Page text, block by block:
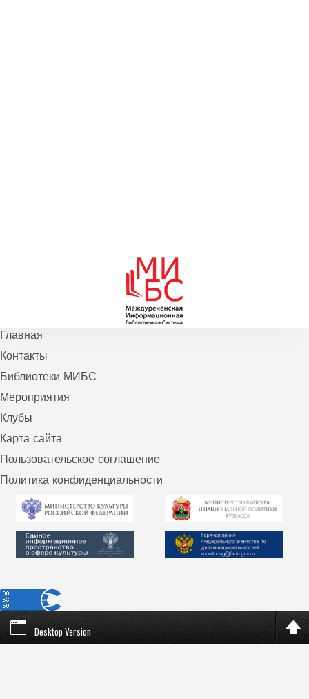
Главная
Контакты
Библиотеки МИБС
Мероприятия
Клубы
Карта сайта
Пользовательское соглашение
Политика конфиденциальности
Desktop Version